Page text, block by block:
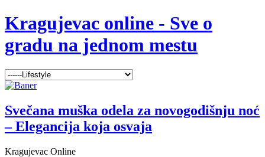
Kragujevac online - Sve o
gradu na jednom mestu
Svečana muška odela za novogodišnju noć
– Elegancija koja osvaja
Kragujevac Online